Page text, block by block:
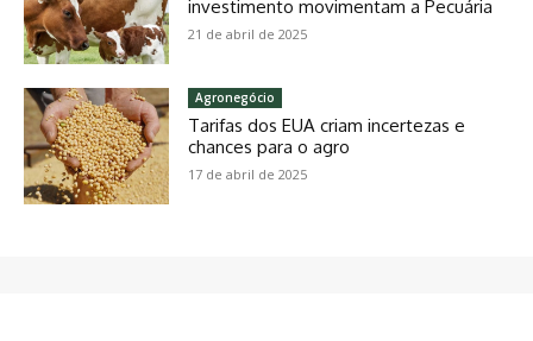
investimento movimentam a Pecuária
21 de abril de 2025
Agronegócio
Tarifas dos EUA criam incertezas e
chances para o agro
17 de abril de 2025